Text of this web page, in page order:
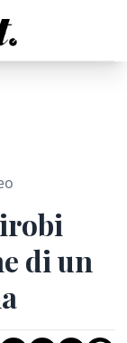
di un